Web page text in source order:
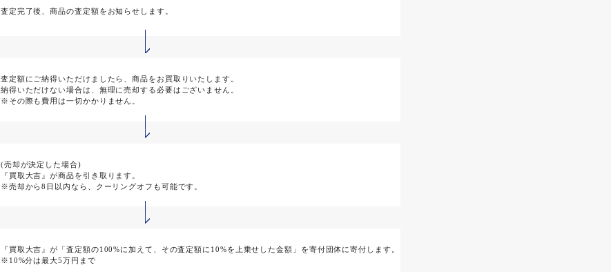
査定完了後、商品の査定額をお知らせします。
査定額にご納得いただけましたら、商品をお買取りいたします。
納得いただけない場合は、無理に売却する必要はございません。
※その際も費用は一切かかりません。
(売却が決定した場合)
『買取大吉』が商品を引き取ります。
※売却から8日以内なら、クーリングオフも可能です。
『買取大吉』が「査定額の100%に加えて、その査定額に10%を上乗せした金額」を寄付団体に寄付します。
※10%分は最大5万円まで